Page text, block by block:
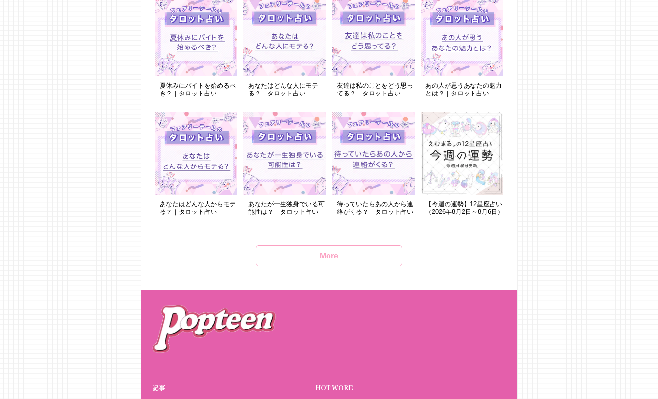
夏休みにバイトを始めるべ
き？｜タロット占い
あなたはどんな人にモテ
る？｜タロット占い
友達は私のことをどう思っ
てる？｜タロット占い
あの人が思うあなたの魅力
とは？｜タロット占い
あなたはどんな人からモテ
る？｜タロット占い
あなたが一生独身でいる可
能性は？｜タロット占い
待っていたらあの人から連
絡がくる？｜タロット占い
【今週の運勢】12星座占い
（2026年8月2日～8月6日）
More
記事 HOT WORD